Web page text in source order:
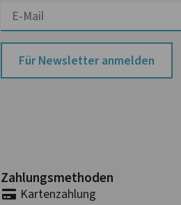
Für Newsletter anmelden
Zahlungs­methoden
Karten­zahlung